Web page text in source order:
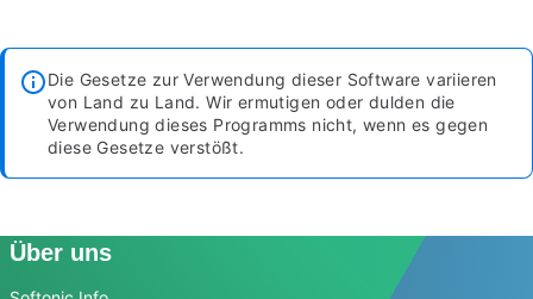
Die Gesetze zur Verwendung dieser Software variieren
von Land zu Land. Wir ermutigen oder dulden die
Verwendung dieses Programms nicht, wenn es gegen
diese Gesetze verstößt.
Über uns